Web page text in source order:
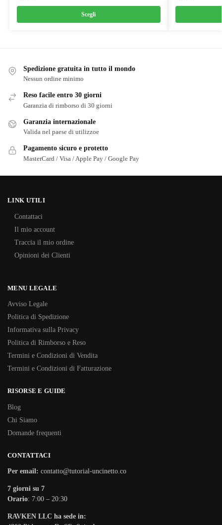
Scegli
Spedizione gratuita in tutto il mondo
Nessun ordine minimo
Reso facile entro 30 giorni
Garanzia di rimborso di 30 giorni
Garanzia internazionale
Valida nel paese di utilizzoe
Pagamento sicuro e protetto
MasterCard / Visa / Apple Pay / Google Pay
LINK UTILI
Contattaci
Il mio account
Traccia il mio ordine
Opinioni dei Clienti
MENU LEGALE
Avviso Legale
Politica di Spedizione
Informativa sulla Privacy
Politica di Rimborso e Reso
Termini e Condizioni di Vendita
Termini e Condizioni di Fatturazione
RISORSE E GUIDE
Blog
Chi Siamo
Domande frequenti
CONTATTACI
Per email: contatto@tutorial-uncinetto.co
7 giorni su 7
Orario: 7:00 – 20:30
RAVKEN LLC ha sede in: